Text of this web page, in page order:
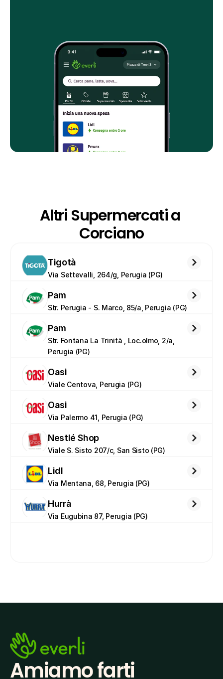
Altri Supermercati a
Corciano
Tigotà
Via Settevalli, 264/g, Perugia (PG)
Pam
Str. Perugia - S. Marco, 85/a, Perugia (PG)
Pam
Str. Fontana La Trinitã , Loc.olmo, 2/a,
Perugia (PG)
Oasi
Viale Centova, Perugia (PG)
Oasi
Via Palermo 41, Perugia (PG)
Nestlé Shop
Viale S. Sisto 207/c, San Sisto (PG)
Lidl
Via Mentana, 68, Perugia (PG)
Hurrà
Via Eugubina 87, Perugia (PG)
Amiamo farti